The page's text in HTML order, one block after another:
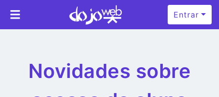
Entrar
Novidades sobre